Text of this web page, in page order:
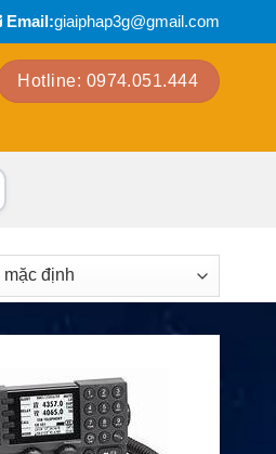
Email:giaiphap3g@gmail.com
Hotline: 0974.051.444